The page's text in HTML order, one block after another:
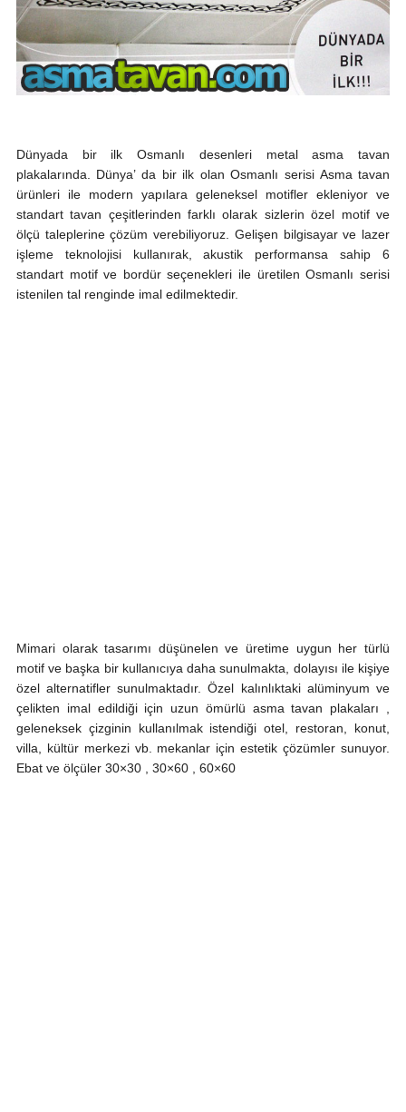
Dünyada bir ilk Osmanlı desenleri metal asma tavan
plakalarında. Dünya’ da bir ilk olan Osmanlı serisi Asma tavan
ürünleri ile modern yapılara geleneksel motifler ekleniyor ve
standart tavan çeşitlerinden farklı olarak sizlerin özel motif ve
ölçü taleplerine çözüm verebiliyoruz. Gelişen bilgisayar ve lazer
işleme teknolojisi kullanırak, akustik performansa sahip 6
standart motif ve bordür seçenekleri ile üretilen Osmanlı serisi
istenilen tal renginde imal edilmektedir.
Mimari olarak tasarımı düşünelen ve üretime uygun her türlü
motif ve başka bir kullanıcıya daha sunulmakta, dolayısı ile kişiye
özel alternatifler sunulmaktadır. Özel kalınlıktaki alüminyum ve
çelikten imal edildiği için uzun ömürlü asma tavan plakaları ,
geleneksek çizginin kullanılmak istendiği otel, restoran, konut,
villa, kültür merkezi vb. mekanlar için estetik çözümler sunuyor.
Ebat ve ölçüler 30×30 , 30×60 , 60×60